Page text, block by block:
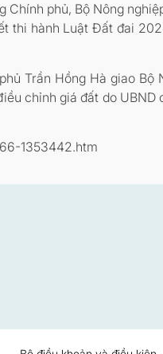
phủ, Bộ Nông
hành Luật Đất đai
Trần Hồng Hà giao
chỉnh giá đất do
1353442.htm